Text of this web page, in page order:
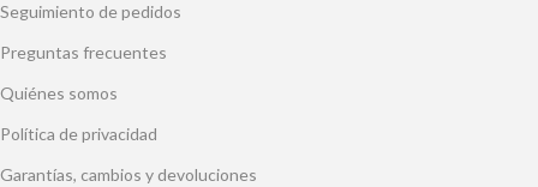
Seguimiento de pedidos
Preguntas frecuentes
Quiénes somos
Política de privacidad
Garantías, cambios y devoluciones